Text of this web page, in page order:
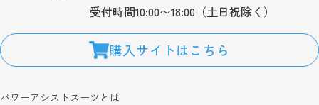
受付時間10:00〜18:00（土日祝除く）
購入サイトはこちら
パワーアシストスーツとは